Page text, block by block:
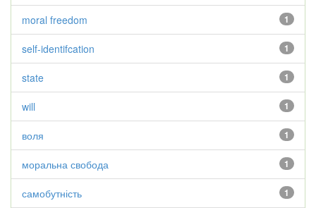
1
moral freedom
1
self-identifcation
1
state
1
will
1
воля
1
моральна свобода
1
самобутність